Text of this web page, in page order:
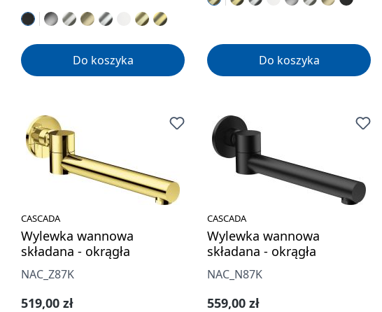
Do koszyka Do koszyka
CASCADA
Wylewka wannowa
składana - okrągła
NAC_Z87K
Cena regularna:
519,00 zł
CASCADA
Wylewka wannowa
składana - okrągła
NAC_N87K
Cena regularna:
559,00 zł